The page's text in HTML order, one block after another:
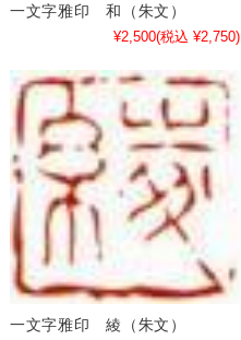
一文字雅印 和（朱文）
¥2,500(税込 ¥2,750)
一文字雅印 綾（朱文）